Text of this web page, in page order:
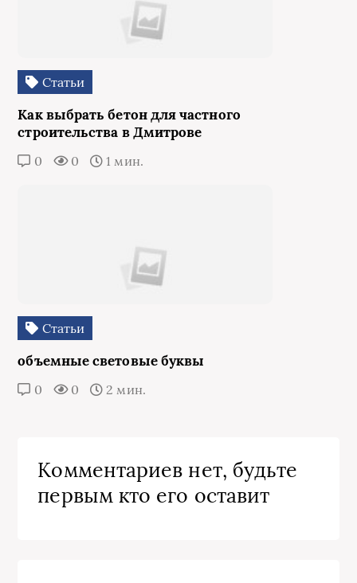
Статьи
Как выбрать бетон для частного
строительства в Дмитрове
0 0 1 мин.
Статьи
объемные световые буквы
0 0 2 мин.
Комментариев нет, будьте
первым кто его оставит